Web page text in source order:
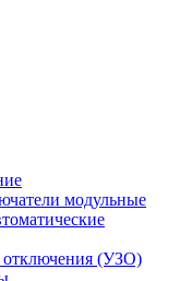
модульные
отключения (УЗО)